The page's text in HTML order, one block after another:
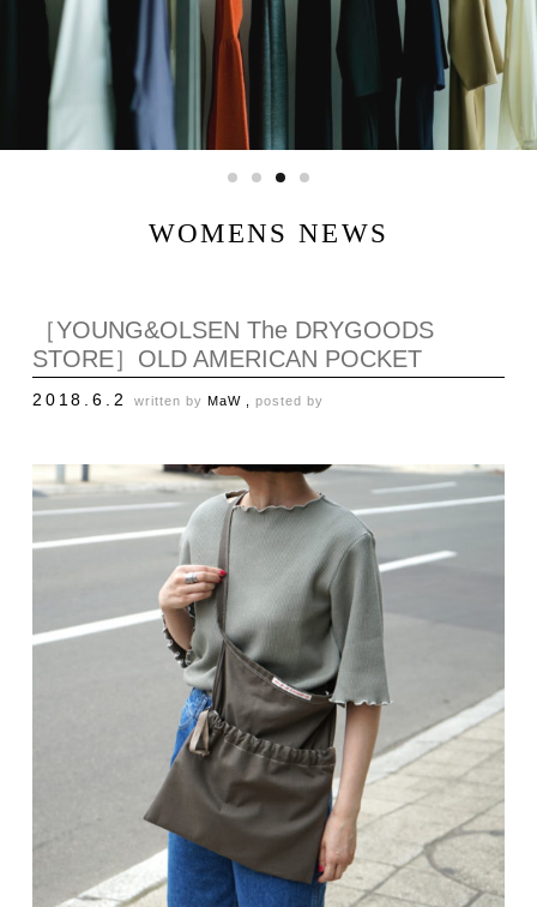
WOMENS NEWS
［YOUNG&OLSEN The DRYGOODS
STORE］OLD AMERICAN POCKET
2018.6.2written byMaW ,posted by